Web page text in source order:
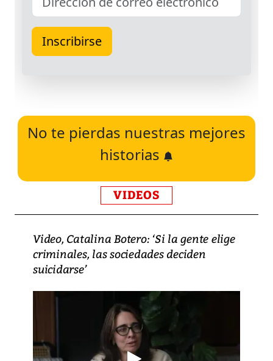
No te pierdas nuestras mejores
historias
VIDEOS
Video, Catalina Botero: ‘Si la gente elige
criminales, las sociedades deciden
suicidarse’